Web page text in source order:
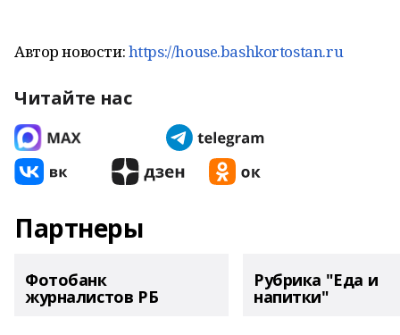
Автор новости:https://house.bashkortostan.ru
Читайте нас
Партнеры
Фотобанк
журналистов РБ
Рубрика "Еда и
напитки"